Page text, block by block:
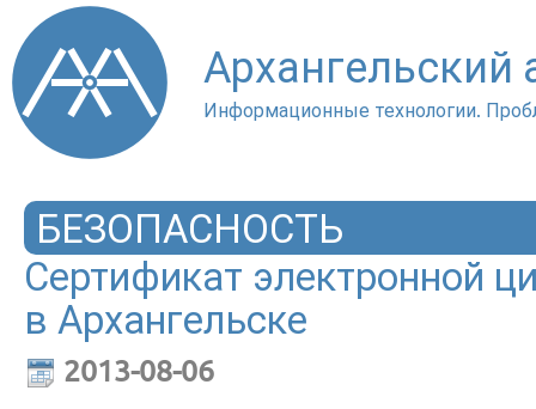
Архангельский
Информационные технологии.
БЕЗОПАСНОСТЬ
Сертификат электронной
в Архангельске
2013-08-06